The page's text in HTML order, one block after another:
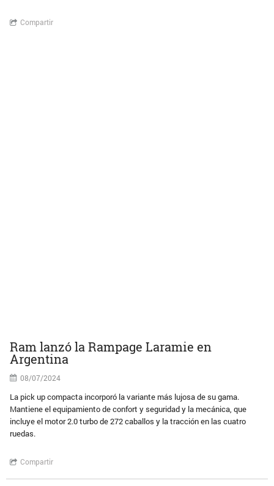
Compartir
Ram lanzó la Rampage Laramie en
Argentina
08/07/2024
La pick up compacta incorporó la variante más lujosa de su gama.
Mantiene el equipamiento de confort y seguridad y la mecánica, que
incluye el motor 2.0 turbo de 272 caballos y la tracción en las cuatro
ruedas.
Compartir